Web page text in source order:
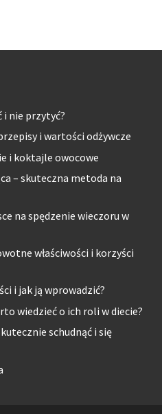
i nie przytyć?
i wartości odżywcze
i koktajle owocowe
– skuteczna metoda na
na spędzenie wieczoru w
właściwości i korzyści
i jak ją wprowadzić?
wiedzieć o ich roli w diecie?
schudnąć i się